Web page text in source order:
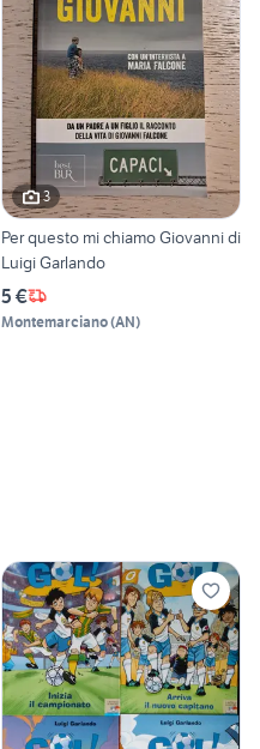
3
Per questo mi chiamo Giovanni di
Luigi Garlando
5 €
Montemarciano(AN)